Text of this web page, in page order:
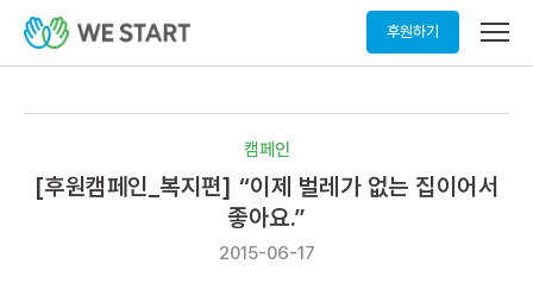
후원하기
메
열
캠페인
[후원캠페인_복지편] “이제 벌레가 없는 집이어서
좋아요.”
2015-06-17